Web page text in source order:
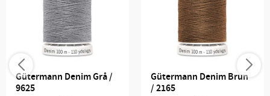
Gütermann Denim Grå /
9625
Gütermann Denim Brun
/ 2165